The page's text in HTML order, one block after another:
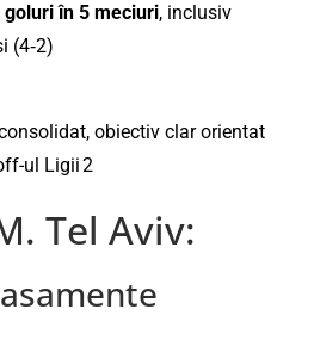
goluri în 5 meciuri, inclusiv
(4‑2)
obiectiv clar orientat
ul Ligii 2
Tel Aviv: